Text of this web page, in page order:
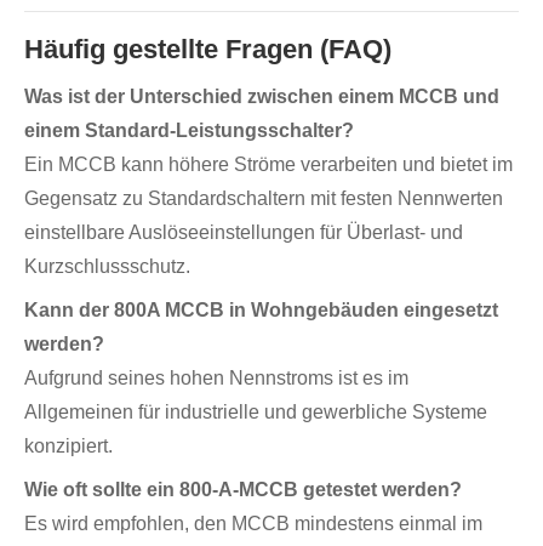
Häufig gestellte Fragen (FAQ)
Was ist der Unterschied zwischen einem MCCB und
einem Standard-Leistungsschalter?
Ein MCCB kann höhere Ströme verarbeiten und bietet im
Gegensatz zu Standardschaltern mit festen Nennwerten
einstellbare Auslöseeinstellungen für Überlast- und
Kurzschlussschutz.
Kann der 800A MCCB in Wohngebäuden eingesetzt
werden?
Aufgrund seines hohen Nennstroms ist es im
Allgemeinen für industrielle und gewerbliche Systeme
konzipiert.
Wie oft sollte ein 800-A-MCCB getestet werden?
Es wird empfohlen, den MCCB mindestens einmal im